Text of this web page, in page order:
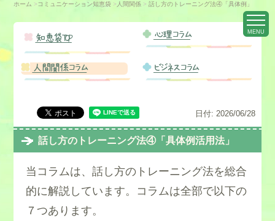
MENU
ホーム >コミュニケーション知恵袋 > 人間関係 > 話し方のトレーニング法④「具体例」
知恵袋TOP 心理コラム
人間関係コラム ビジネスコラム
日付: 2026/06/28
話し方のトレーニング法④「具体例活用法」
当コラムは、話し方のトレーニング法を総合
的に解説しています。コラムは全部で以下の
７つあります。